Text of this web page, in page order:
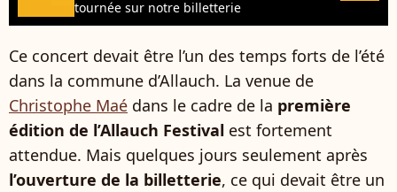
tournée sur notre billetterie
Ce concert devait être l’un des temps forts de l’été
dans la commune d’Allauch. La venue de
Christophe Maé dans le cadre de la première
édition de l’Allauch Festival est fortement
attendue. Mais quelques jours seulement après
l’ouverture de la billetterie, ce qui devait être un